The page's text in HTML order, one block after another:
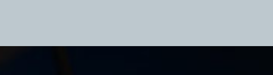
NCT-VS シート幅拡張について